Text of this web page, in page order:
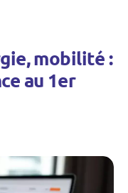
mobilité :
au 1er